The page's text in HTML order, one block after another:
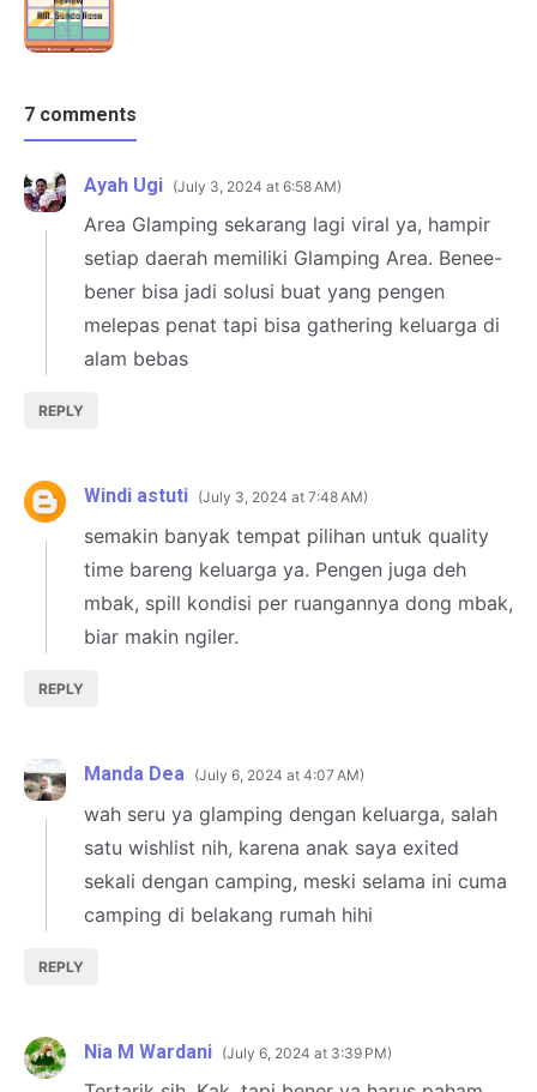
7 comments
Ayah Ugi July 3, 2024 at 6:58 AM
Area Glamping sekarang lagi viral ya, hampir
setiap daerah memiliki Glamping Area. Benee-
bener bisa jadi solusi buat yang pengen
melepas penat tapi bisa gathering keluarga di
alam bebas
REPLY
Windi astuti July 3, 2024 at 7:48 AM
semakin banyak tempat pilihan untuk quality
time bareng keluarga ya. Pengen juga deh
mbak, spill kondisi per ruangannya dong mbak,
biar makin ngiler.
REPLY
Manda Dea July 6, 2024 at 4:07 AM
wah seru ya glamping dengan keluarga, salah
satu wishlist nih, karena anak saya exited
sekali dengan camping, meski selama ini cuma
camping di belakang rumah hihi
REPLY
Nia M Wardani July 6, 2024 at 3:39 PM